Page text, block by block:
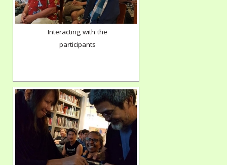
Interacting with the
participants